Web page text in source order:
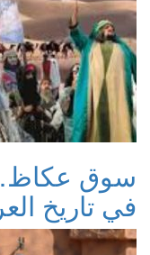
سوق عكاظ…
في تاريخ